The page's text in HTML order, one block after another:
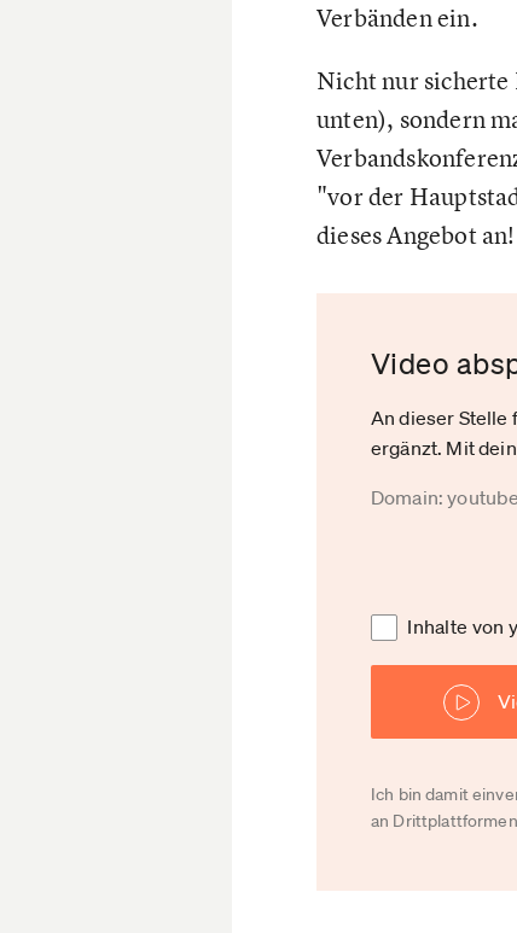
Verbänden ein.
Nicht nur sicherte
unten), sondern
"vor der
dieses Angebot an!
Video
An dieser Stelle
ergänzt. Mit
Domain:
Inhalte von
Ich bin damit
an